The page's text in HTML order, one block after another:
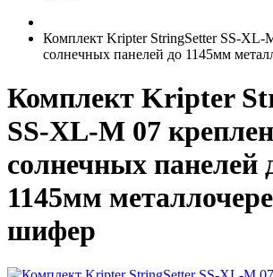
Комплект Kripter StringSetter SS-XL-
солнечных панелей до 1145мм
Комплект Kripter
SS-XL-M 07
солнечных панелей
1145мм
шифер